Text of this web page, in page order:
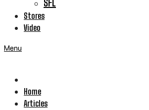
SFL
Stores
Video
Menu
Home
Articles